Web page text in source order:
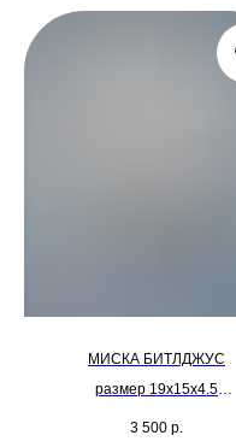
МИСКА БИТЛДЖУС
размер 19х15х4.5
3 500 р.